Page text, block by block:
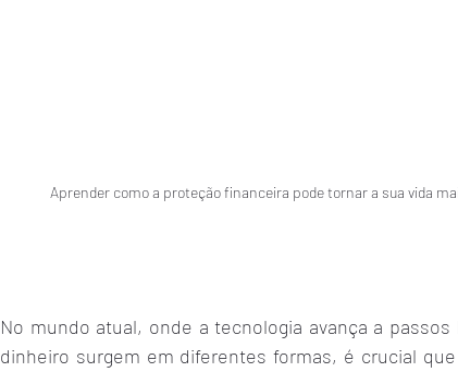
Aprender como a proteção financeira pode tornar a sua vida
No mundo atual, onde a tecnologia avança a
dinheiro surgem em diferentes formas, é crucial